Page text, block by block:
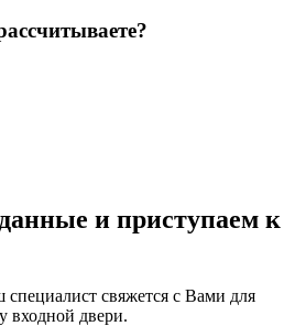
и приступаем к
свяжется с Вами для
входной двери.